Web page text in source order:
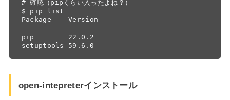
# 確認（pipくらい入ったよね？）
$ pip list
Package    Version
---------- -------
pip        22.0.2
setuptools 59.6.0
open-intepreterインストール